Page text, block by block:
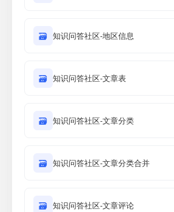
🗃 知识问答社区-地区信息
🗃 知识问答社区-文章表
🗃 知识问答社区-文章分类
🗃 知识问答社区-文章分类合并
🗃 知识问答社区-文章评论